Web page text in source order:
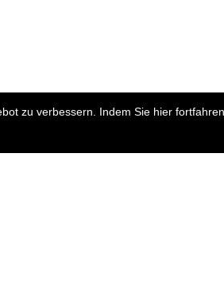
zu verbessern. Indem Sie hier